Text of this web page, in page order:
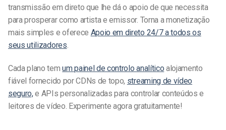
transmissão em direto que lhe dá o apoio de que necessita
para prosperar como artista e emissor. Torna a monetização
mais simples e oferece Apoio em direto 24/7 a todos os
seus utilizadores
Cada plano temum painel de controlo analítico alojamento
fiável fornecido por CDNs de topo, streaming de vídeo
seguro,e APIs personalizadas para controlar conteúdos e
leitores de vídeo. Experimente agora gratuitamente!